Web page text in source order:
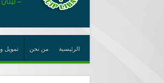
احتفالات عيد القديس شربل
الأعجوبة في المسيحيّة: معنًى وحدًّا
من يختصر الله يجعل الدين خطرًا
الرئيسية من نحن تمويل